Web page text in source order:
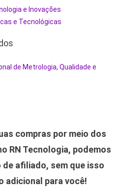
e Inovações
e Tecnológicas
de Metrologia, Qualidade e
compras por meio dos
RN Tecnologia, podemos
afiliado, sem que isso
adicional para você!